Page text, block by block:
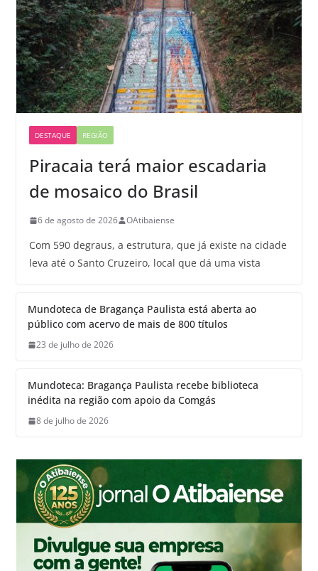
DESTAQUE REGIÃO
Piracaia terá maior escadaria
de mosaico do Brasil
6 de agosto de 2026 OAtibaiense
Com 590 degraus, a estrutura, que já existe na cidade
leva até o Santo Cruzeiro, local que dá uma vista
Mundoteca de Bragança Paulista está aberta ao
público com acervo de mais de 800 títulos
23 de julho de 2026
Mundoteca: Bragança Paulista recebe biblioteca
inédita na região com apoio da Comgás
8 de julho de 2026